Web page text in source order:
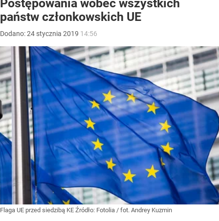
Postępowania wobec wszystkich
państw członkowskich UE
Dodano:24 stycznia 2019 14:56
Flaga UE przed siedzibą KE Źródło: Fotolia / fot. Andrey Kuzmin